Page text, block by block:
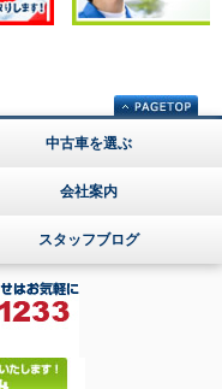
中古車を選ぶ
会社案内
スタッフブログ